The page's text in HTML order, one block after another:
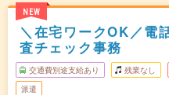
NEW
＼在宅ワークOK／電
査チェック事務
交通費別途支給あり 残業なし
派遣